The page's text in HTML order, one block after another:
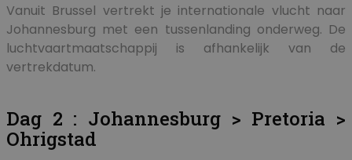
Vanuit Brussel vertrekt je internationale vlucht naar
Johannesburg met een tussenlanding onderweg. De
luchtvaartmaatschappij is afhankelijk van de
vertrekdatum.
Dag 2 : Johannesburg > Pretoria >
Ohrigstad